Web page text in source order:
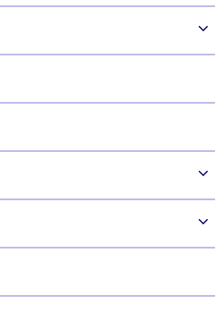
Test
Tests
オンライン）とは